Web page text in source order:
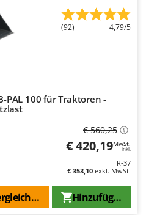
(92) 4,79/5
PAL 100 für Traktoren -
€ 560,25
€ 420,19MwSt.
inkl.
R-37
€ 353,10 exkl. MwSt.
Hinzufügen
Sie